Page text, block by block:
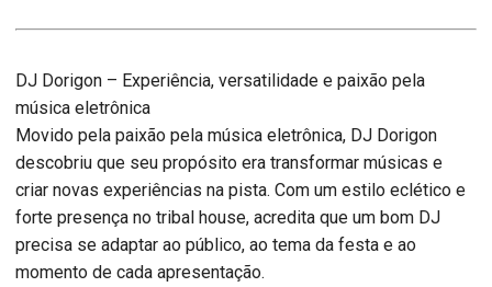
DJ Dorigon – Experiência, versatilidade e paixão pela
música eletrônica
Movido pela paixão pela música eletrônica, DJ Dorigon
descobriu que seu propósito era transformar músicas e
criar novas experiências na pista. Com um estilo eclético e
forte presença no tribal house, acredita que um bom DJ
precisa se adaptar ao público, ao tema da festa e ao
momento de cada apresentação.